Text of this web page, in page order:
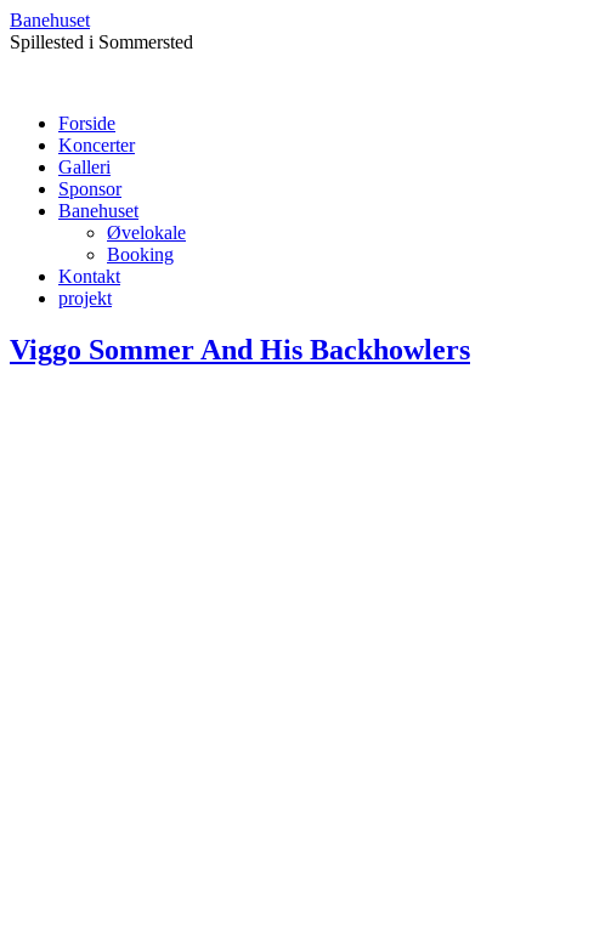
Banehuset
Spillested i Sommersted
Forside
Koncerter
Galleri
Sponsor
Banehuset
Øvelokale
Booking
Kontakt
projekt
Viggo Sommer And His Backhowlers